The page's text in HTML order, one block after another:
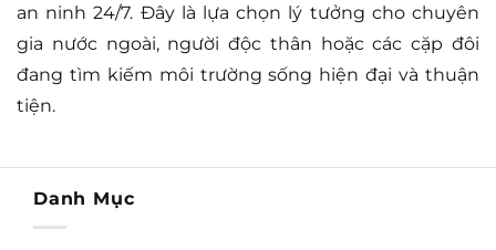
an ninh 24/7. Đây là lựa chọn lý tưởng cho chuyên
gia nước ngoài, người độc thân hoặc các cặp đôi
đang tìm kiếm môi trường sống hiện đại và thuận
tiện.
Danh Mục